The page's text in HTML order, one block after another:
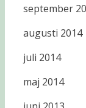
september
augusti 2014
juli 2014
maj 2014